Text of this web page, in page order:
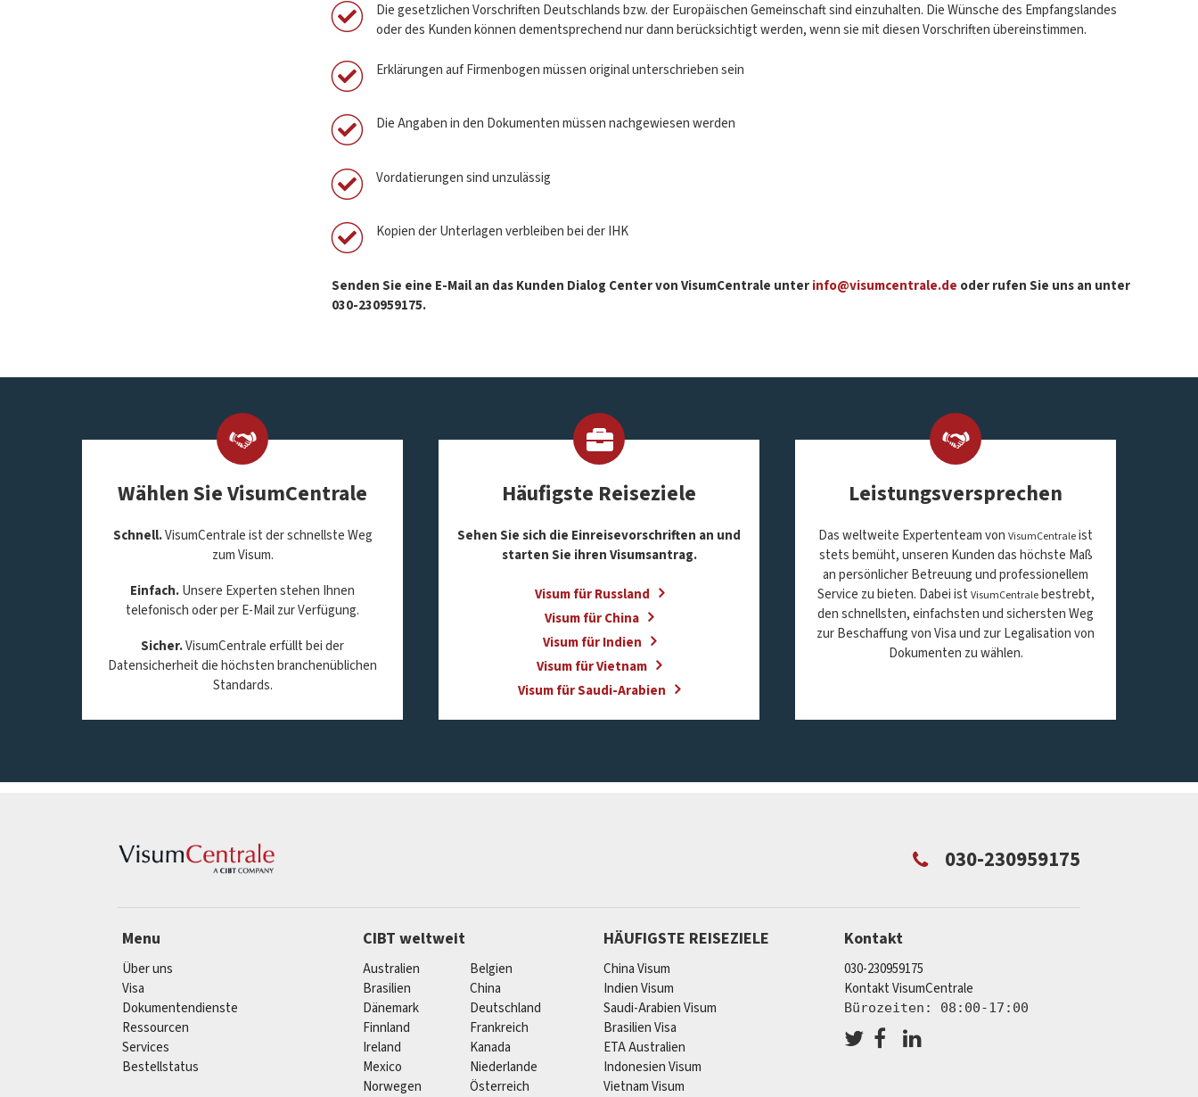
Die gesetzlichen Vorschriften Deutschlands bzw. der Europäischen Gemeinschaft sind einzuhalten. Die Wünsche des Empfangslandes
oder des Kunden können dementsprechend nur dann berücksichtigt werden, wenn sie mit diesen Vorschriften übereinstimmen.
Erklärungen auf Firmenbogen müssen original unterschrieben sein
Die Angaben in den Dokumenten müssen nachgewiesen werden
Vordatierungen sind unzulässig
Kopien der Unterlagen verbleiben bei der IHK
Senden Sie eine E-Mail an das Kunden Dialog Center von VisumCentrale unterinfo@visumcentrale.de oder rufen Sie uns an unter
030-230959175.
Wählen Sie VisumCentrale
Schnell.VisumCentrale ist der schnellste Weg
zum Visum.
Einfach.Unsere Experten stehen Ihnen
telefonisch oder per E-Mail zur Verfügung.
Sicher.VisumCentrale erfüllt bei der
Datensicherheit die höchsten branchenüblichen
Standards.
Häufigste Reiseziele
Sehen Sie sich die Einreisevorschriften an und
starten Sie ihren Visumsantrag.
Visum für Russland
Visum für China
Visum für Indien
Visum für Vietnam
Visum für Saudi-Arabien
Leistungsversprechen
Das weltweite Expertenteam von VisumCentraleist
stets bemüht, unseren Kunden das höchste Maß
an persönlicher Betreuung und professionellem
Service zu bieten. Dabei ist VisumCentralebestrebt,
den schnellsten, einfachsten und sichersten Weg
zur Beschaffung von Visa und zur Legalisation von
Dokumenten zu wählen.
030-230959175
Menu
Über uns
Visa
Dokumentendienste
Ressourcen
Services
Bestellstatus
CIBT weltweit
Australien
Belgien
Brasilien
China
Dänemark
Deutschland
Finnland
Frankreich
Ireland
Kanada
Mexico
Niederlande
Norwegen
Österreich
HÄUFIGSTE REISEZIELE
China Visum
Indien Visum
Saudi-Arabien Visum
Brasilien Visa
ETA Australien
Indonesien Visum
Vietnam Visum
Kontakt
030-230959175
Kontakt VisumCentrale
Bürozeiten: 08:00-17:00